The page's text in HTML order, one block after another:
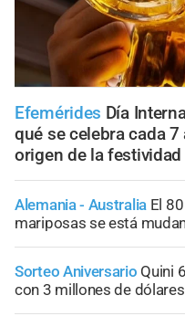
Efemérides Día
qué se celebra cada
origen de la festividad
Alemania - Australia El
mariposas se está
Sorteo Aniversario Quini
con 3 millones de